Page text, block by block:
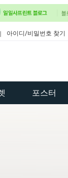
아이디/비밀번호 찾기
포스터